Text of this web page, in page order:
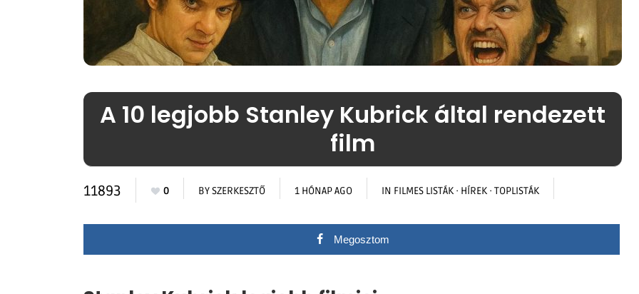
A 10 legjobb Stanley Kubrick által rendezett
film
11893 0 BYSZERKESZTŐ 1 HÓNAP AGO IN FILMES LISTÁK · HÍREK · TOPLISTÁK
Megosztom